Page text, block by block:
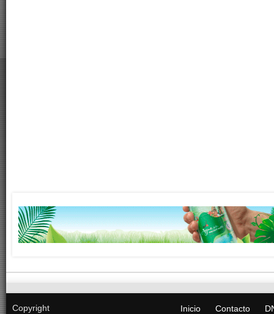
Copyright Inicio Contacto